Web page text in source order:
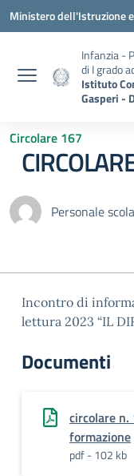
Vai ai contenuti
Vai al menu di navigazione
Vai al footer
Ministero dell'Istruzione
Infanzia -
di I grado
Istituto
Gasperi -
Circolare 167
Personale
Incontro di
lettura 2023 “IL
Documenti
circolare
formazione
pdf - 102 kb